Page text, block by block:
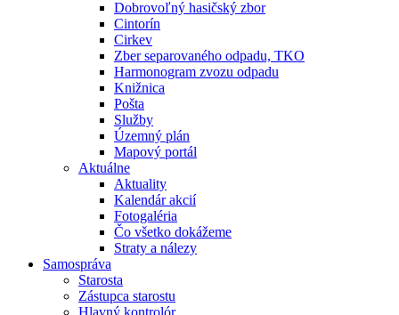
Dobrovoľný hasičský zbor
Cintorín
Cirkev
Zber separovaného odpadu, TKO
Harmonogram zvozu odpadu
Knižnica
Pošta
Služby
Územný plán
Mapový portál
Aktuálne
Aktuality
Kalendár akcií
Fotogaléria
Čo všetko dokážeme
Straty a nálezy
Samospráva
Starosta
Zástupca starostu
Hlavný kontrolór